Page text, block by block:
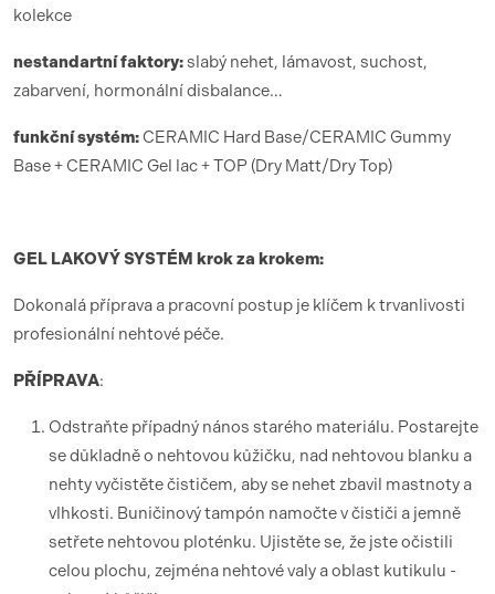
kolekce
nestandartní faktory:slabý nehet, lámavost, suchost,
zabarvení, hormonální disbalance…
funkční systém:CERAMIC Hard Base/CERAMIC Gummy
Base + CERAMIC Gel lac + TOP (Dry Matt/Dry Top)
GEL LAKOVÝ SYSTÉM krok za krokem:
Dokonalá příprava a pracovní postup je klíčem k trvanlivosti
profesionální nehtové péče.
PŘÍPRAVA:
Odstraňte případný nános starého materiálu. Postarejte
se důkladně o nehtovou kůžičku, nad nehtovou blanku a
nehty vyčistěte čističem, aby se nehet zbavil mastnoty a
vlhkosti. Buničinový tampón namočte v čističi a jemně
setřete nehtovou ploténku. Ujistěte se, že jste očistili
celou plochu, zejména nehtové valy a oblast kutikulu -